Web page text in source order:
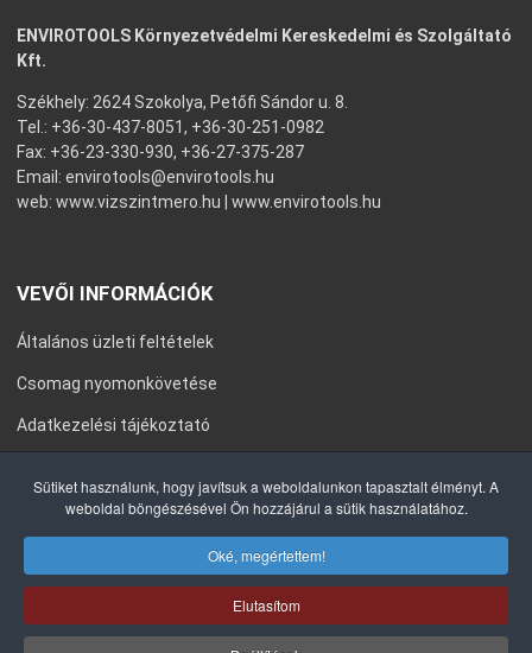
ENVIROTOOLS Környezetvédelmi Kereskedelmi és Szolgáltató
Kft.
Székhely: 2624 Szokolya, Petőfi Sándor u. 8.
Tel.: +36-30-437-8051, +36-30-251-0982
Fax: +36-23-330-930, +36-27-375-287
Email: envirotools@envirotools.hu
web: www.vizszintmero.hu www.envirotools.hu
VEVŐI INFORMÁCIÓK
Általános üzleti feltételek
Csomag nyomonkövetése
Adatkezelési tájékoztató
Impresszum
Sütiket használunk, hogy javítsuk a weboldalunkon tapasztalt élményt. A
weboldal böngészésével Ön hozzájárul a sütik használatához.
Oké, megértettem!
Elutasítom